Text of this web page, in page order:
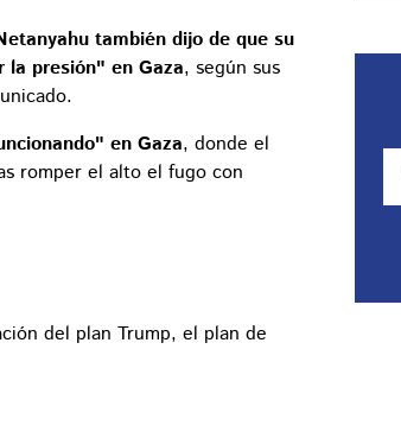
también dijo de que su
la presión" en Gaza, según sus
en Gaza, donde el
romper el alto el fugo con
del plan Trump, el plan de